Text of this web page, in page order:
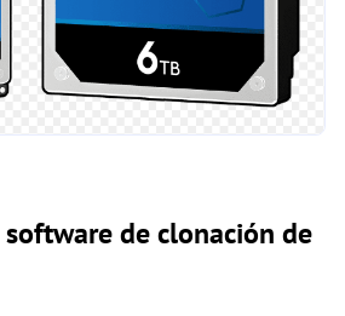
de clonación de